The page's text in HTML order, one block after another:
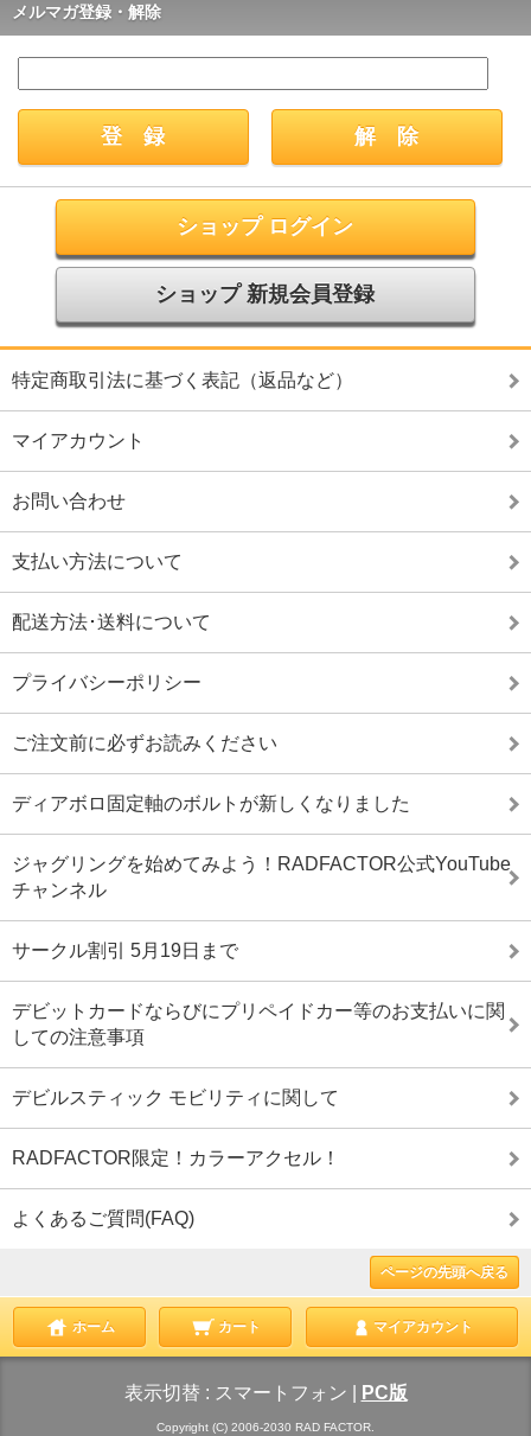
メルマガ登録・解除
ショップ ログイン
ショップ 新規会員登録
特定商取引法に基づく表記（返品など）
マイアカウント
お問い合わせ
支払い方法について
配送方法･送料について
プライバシーポリシー
ご注文前に必ずお読みください
ディアボロ固定軸のボルトが新しくなりました
ジャグリングを始めてみよう！RADFACTOR公式YouTube
チャンネル
サークル割引 5月19日まで
デビットカードならびにプリペイドカー等のお支払いに関
しての注意事項
デビルスティック モビリティに関して
RADFACTOR限定！カラーアクセル！
よくあるご質問(FAQ)
ページの先頭へ戻る
ホーム カート マイアカウント
表示切替 : スマートフォン PC版
Copyright (C) 2006-2030 RAD FACTOR.